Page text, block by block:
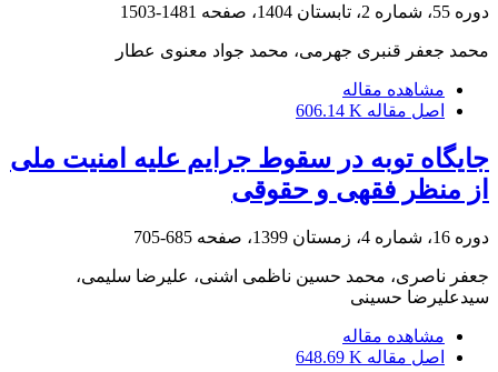
دوره 55، شماره 2، تابستان 1404، صفحه 1481-1503
محمد جعفر قنبری جهرمی، محمد جواد معنوی عطار
مشاهده مقاله
اصل مقاله 606.14 K
جایگاه توبه در سقوط جرایم علیه امنیت ملی
از منظر فقهی و حقوقی
دوره 16، شماره 4، زمستان 1399، صفحه 685-705
جعفر ناصری، محمد حسین ناظمی اشنی، علیرضا سلیمی،
سیدعلیرضا حسینی
مشاهده مقاله
اصل مقاله 648.69 K